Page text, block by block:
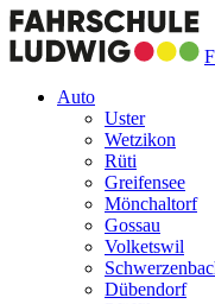
Auto
Uster
Wetzikon
Rüti
Greifensee
Mönchaltorf
Gossau
Volketswil
Dübendorf